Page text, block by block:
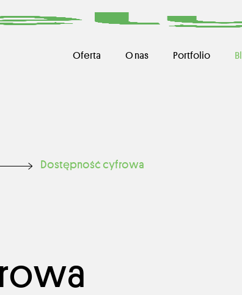
Oferta O nas Portfolio
Dostępność cyfrowa